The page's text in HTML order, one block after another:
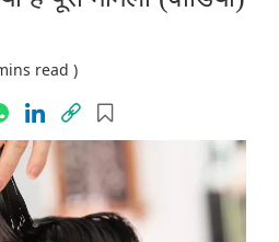
read )